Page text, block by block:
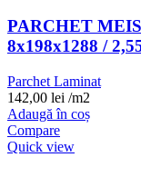
PARCHET
8x198x1288 /
Parchet Laminat
142,00 lei /m2
Adaugă în coș
Compare
Quick view